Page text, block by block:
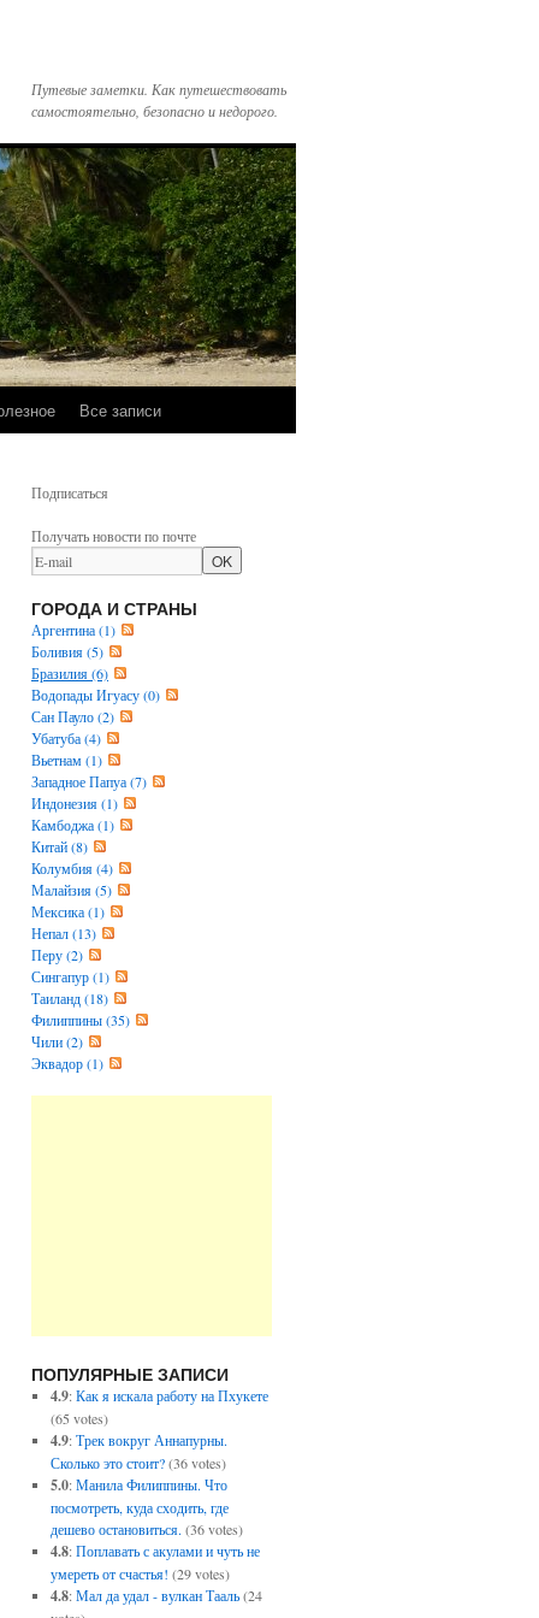
Путевые заметки. Как путешествовать
самостоятельно, безопасно и недорого.
Все записи
Подписаться
Получать новости по почте
ГОРОДА И СТРАНЫ
Аргентина (1)
Боливия (5)
Бразилия (6)
Водопады Игуасу (0)
Сан Пауло (2)
Убатуба (4)
Вьетнам (1)
Западное Папуа (7)
Индонезия (1)
Камбоджа (1)
Китай (8)
Колумбия (4)
Малайзия (5)
Мексика (1)
Непал (13)
Перу (2)
Сингапур (1)
Таиланд (18)
Филиппины (35)
Чили (2)
Эквадор (1)
ПОПУЛЯРНЫЕ ЗАПИСИ
4.9:Как я искала работу на Пхукете
(65 votes)
4.9:Трек вокруг Аннапурны.
Сколько это стоит?(36 votes)
5.0:Манила Филиппины. Что
посмотреть, куда сходить, где
дешево остановиться. (36 votes)
4.8:Поплавать с акулами и чуть не
умереть от счастья! (29 votes)
4.8:Мал да удал - вулкан Тааль(24